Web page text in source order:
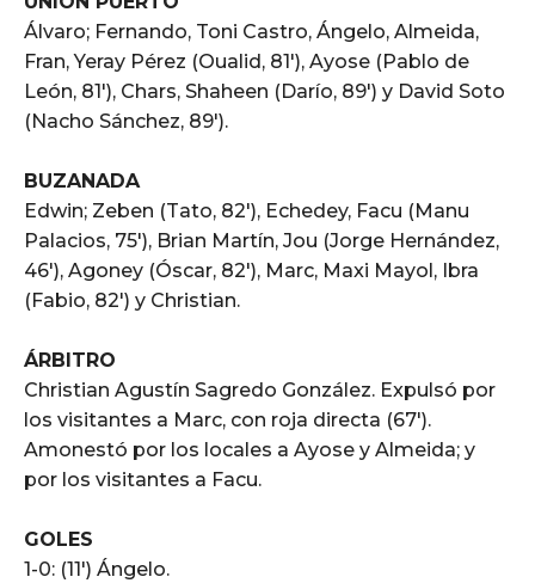
Álvaro; Fernando, Toni Castro, Ángelo, Almeida,
Fran, Yeray Pérez (Oualid, 81′), Ayose (Pablo de
León, 81′), Chars, Shaheen (Darío, 89′) y David Soto
(Nacho Sánchez, 89′).
BUZANADA
Edwin; Zeben (Tato, 82′), Echedey, Facu (Manu
Palacios, 75′), Brian Martín, Jou (Jorge Hernández,
46′), Agoney (Óscar, 82′), Marc, Maxi Mayol, Ibra
(Fabio, 82′) y Christian.
ÁRBITRO
Christian Agustín Sagredo González. Expulsó por
los visitantes a Marc, con roja directa (67′).
Amonestó por los locales a Ayose y Almeida; y
por los visitantes a Facu.
GOLES
1-0: (11′) Ángelo.